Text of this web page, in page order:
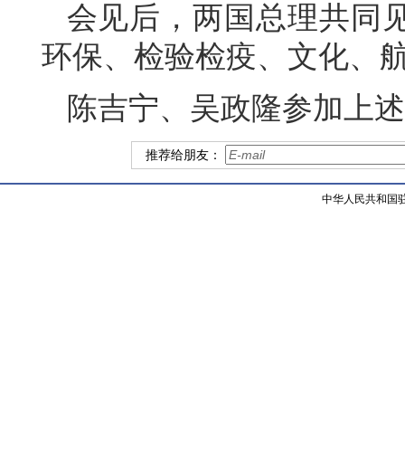
会见后，两国总理共同
环保、检验检疫、文化、
陈吉宁、吴政隆参加上
推荐给朋友：
中华人民共和国